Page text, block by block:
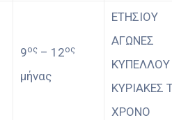
9ος – 12ος
μήνας
ΕΤΗΣΙΟΥ
ΑΓΩΝΕΣ
ΚΥΠΕΛΛΟΥ
ΚΥΡΙΑΚΕΣ
ΧΡΟΝΟ